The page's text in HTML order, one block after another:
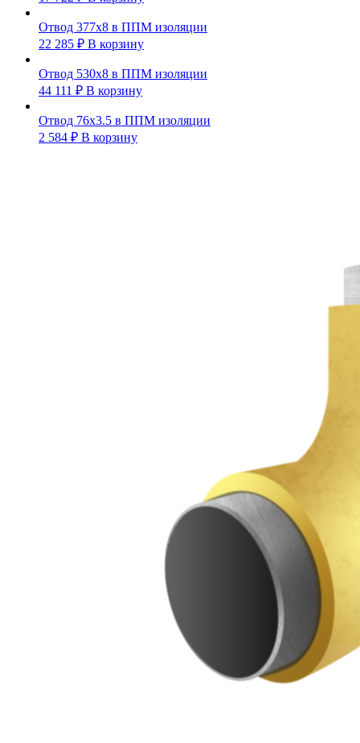
Отвод 377х8 в ППМ изоляции
22 285 ₽ В корзину
Отвод 530х8 в ППМ изоляции
44 111 ₽ В корзину
Отвод 76х3.5 в ППМ изоляции
2 584 ₽ В корзину